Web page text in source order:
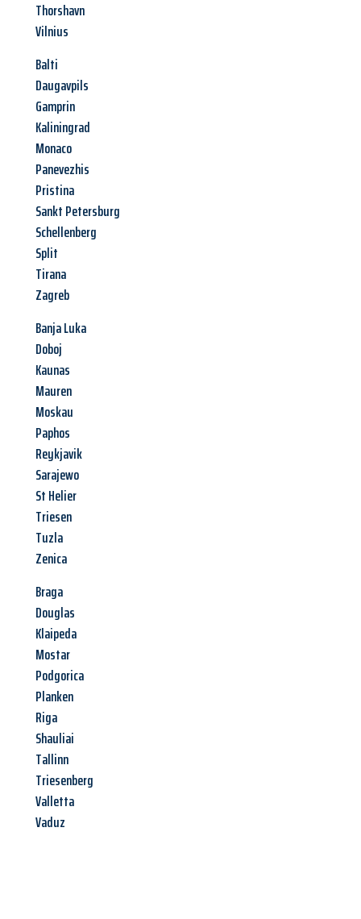
Thorshavn
Vilnius
Balti
Daugavpils
Gamprin
Kaliningrad
Monaco
Panevezhis
Pristina
Sankt Petersburg
Schellenberg
Split
Tirana
Zagreb
Banja Luka
Doboj
Kaunas
Mauren
Moskau
Paphos
Reykjavik
Sarajewo
St Helier
Triesen
Tuzla
Zenica
Braga
Douglas
Klaipeda
Mostar
Podgorica
Planken
Riga
Shauliai
Tallinn
Triesenberg
Valletta
Vaduz